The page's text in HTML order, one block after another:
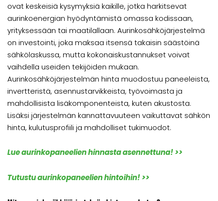
ovat keskeisiä kysymyksiä kaikille, jotka harkitsevat
aurinkoenergian hyödyntämistä omassa kodissaan,
yrityksessään tai maatilallaan. Aurinkosähköjärjestelmä
on investointi, joka maksaa itsensä takaisin säästöinä
sähkölaskussa, mutta kokonaiskustannukset voivat
vaihdella useiden tekijöiden mukaan.
Aurinkosähköjärjestelmän hinta muodostuu paneeleista,
invertteristä, asennustarvikkeista, työvoimasta ja
mahdollisista lisäkomponenteista, kuten akustosta.
Lisäksi järjestelmän kannattavuuteen vaikuttavat sähkön
hinta, kulutusprofiili ja mahdolliset tukimuodot.
Lue aurinkopaneelien hinnasta asennettuna! >>
Tutustu aurinkopaneelien hintoihin! >>